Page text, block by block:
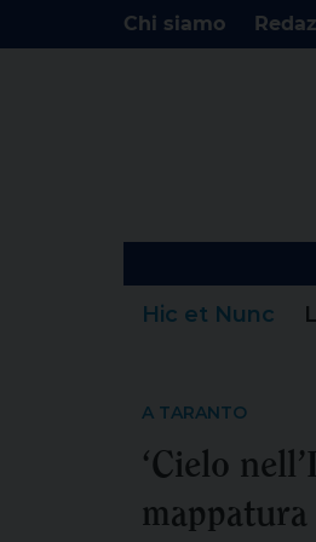
Chi siamo
Hic et Nunc
A TARANTO
‘Cielo